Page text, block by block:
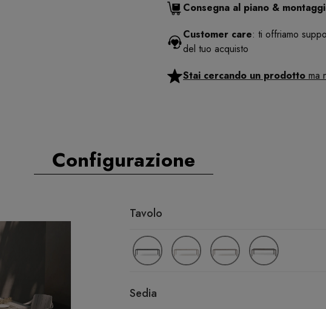
Consegna al piano &
Customer care: ti offriamo
del tuo acquisto
Stai cercando un prodotto ma
Configurazione
Tavolo
Sedia